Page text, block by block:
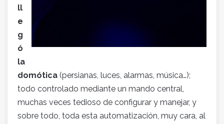
ll
e
g
ó
la
domótica (persianas, luces, alarmas, música…);
todo controlado mediante un mando central,
muchas veces tedioso de configurar y manejar, y
sobre todo, toda esta automatización, muy cara, al